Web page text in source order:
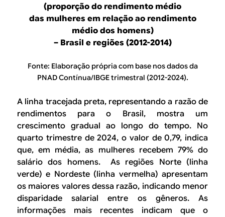
(proporção do rendimento médio
das mulheres em relação ao rendimento
médio dos homens)
– Brasil e regiões (2012-2014)
Fonte: Elaboração própria com base nos dados da
PNAD Contínua/IBGE trimestral (2012-2024).
A linha tracejada preta, representando a razão de
rendimentos para o Brasil, mostra um
crescimento gradual ao longo do tempo. No
quarto trimestre de 2024, o valor de 0,79, indica
que, em média, as mulheres recebem 79% do
salário dos homens. As regiões Norte (linha
verde) e Nordeste (linha vermelha) apresentam
os maiores valores dessa razão, indicando menor
disparidade salarial entre os gêneros. As
informações mais recentes indicam que o